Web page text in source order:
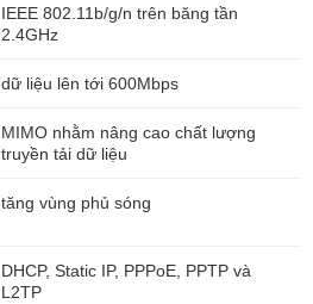
IEEE 802.11b/g/n trên băng tần
2.4GHz
dữ liệu lên tới 600Mbps
MIMO nhằm nâng cao chất lượng
truyền tải dữ liệu
tăng vùng phủ sóng
DHCP, Static IP, PPPoE, PPTP và
L2TP